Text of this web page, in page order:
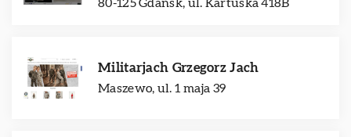
80-125 Gdańsk, ul. Kartuska 418B
Militarjach Grzegorz Jach
Maszewo, ul. 1 maja 39